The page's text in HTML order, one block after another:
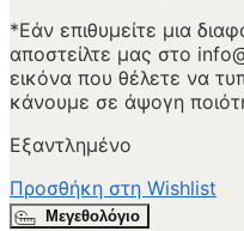
*Εάν επιθυμείτε μια
αποστείλτε μας στο
εικόνα που θέλετε να
κάνουμε σε άψογη
Εξαντλημένο
Προσθήκη στη Wishlist
Μεγεθολόγιο